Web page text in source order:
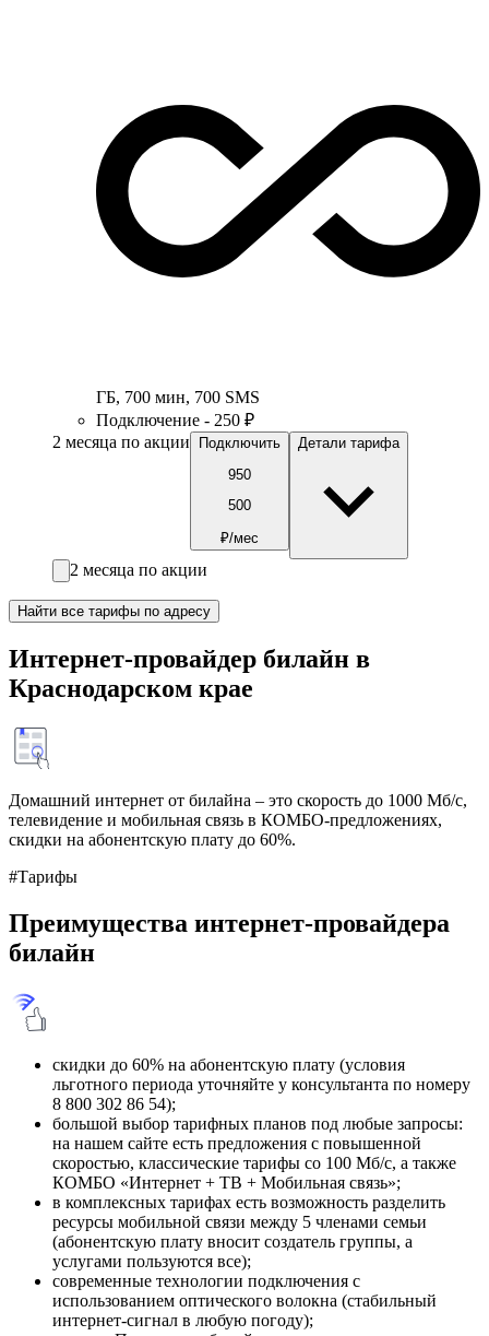
ГБ, 700 мин, 700 SMS
Подключение - 250 ₽
2 месяца по акции
Подключить
950
500
₽/мес
Детали тарифа
2 месяца по акции
Найти все тарифы по адресу
Интернет-провайдер билайн в
Краснодарском крае
Домашний интернет от билайна – это скорость до 1000 Мб/с,
телевидение и мобильная связь в КОМБО-предложениях,
скидки на абонентскую плату до 60%.
#Тарифы
Преимущества интернет-провайдера
билайн
скидки до 60% на абонентскую плату (условия
льготного периода уточняйте у консультанта по номеру
8 800 302 86 54);
большой выбор тарифных планов под любые запросы:
на нашем сайте есть предложения с повышенной
скоростью, классические тарифы со 100 Мб/с, а также
КОМБО «Интернет + ТВ + Мобильная связь»;
в комплексных тарифах есть возможность разделить
ресурсы мобильной связи между 5 членами семьи
(абонентскую плату вносит создатель группы, а
услугами пользуются все);
современные технологии подключения с
использованием оптического волокна (стабильный
интернет-сигнал в любую погоду);